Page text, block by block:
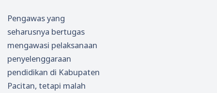
Yos
Sudar
an
Pengawas yang
seharusnya bertugas
mengawasi pelaksanaan
penyelenggaraan
pendidikan di Kabupaten
Pacitan, tetapi malah